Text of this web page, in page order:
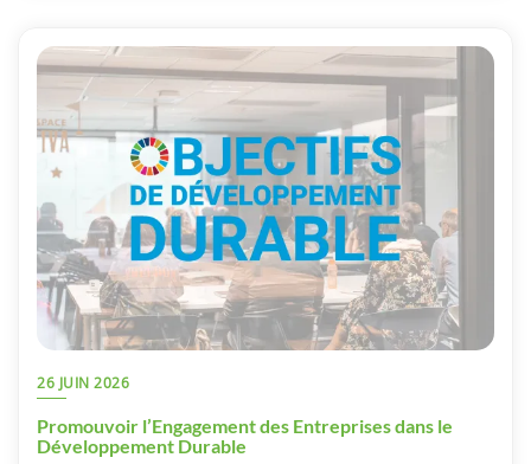
26 JUIN 2026
Promouvoir l’Engagement des Entreprises dans le
Développement Durable